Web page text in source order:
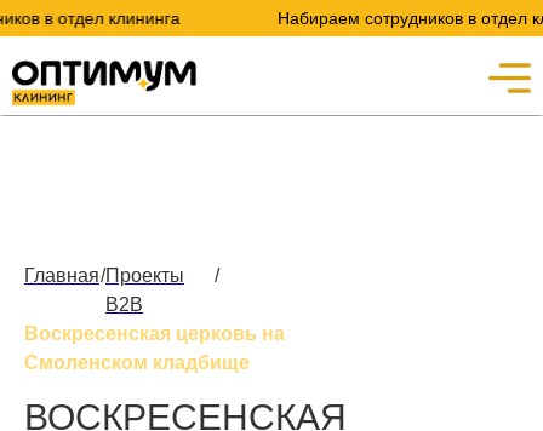
отдел клининга Набираем сотрудников в отдел
Главная/Проекты
B2B
/
Воскресенская церковь на
Смоленском кладбище
ВОСКРЕСЕНСКАЯ